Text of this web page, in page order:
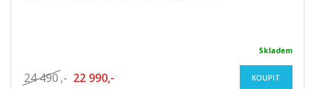
Skladem
24 490 ,- 22 990,- KOUPIT